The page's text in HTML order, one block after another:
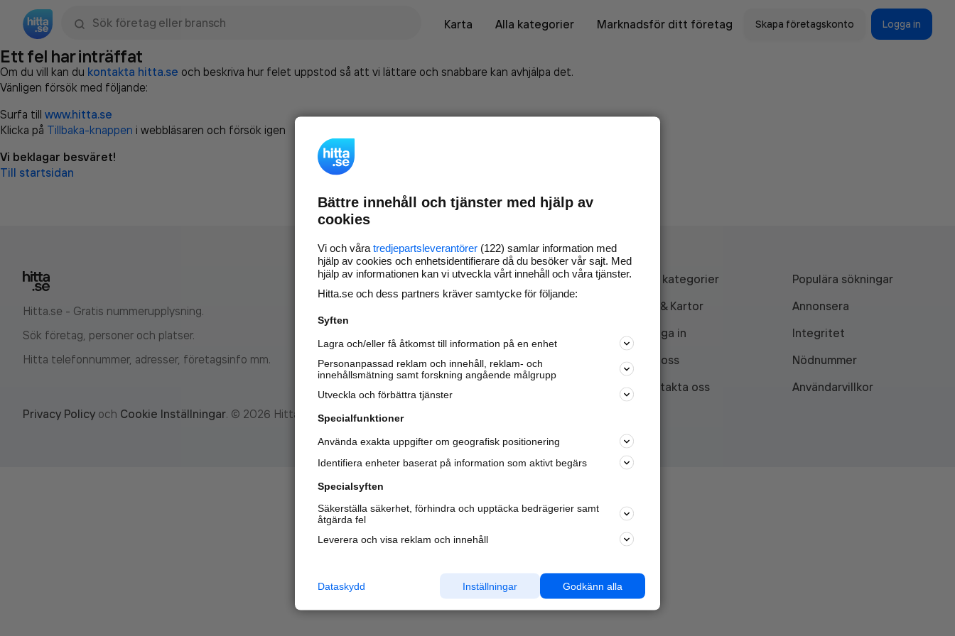
Karta
Alla kategorier Marknadsför ditt företag Skapa företagskonto Logga in
Ett fel har inträffat
Om du vill kan du kontakta hitta.se och beskriva hur felet uppstod så att vi lättare och snabbare kan avhjälpa det.
Vänligen försök med följande:
Surfa till www.hitta.se
Klicka på Tillbaka-knappen i webbläsaren och försök igen
Vi beklagar besväret!
Till startsidan
Hitta.se - Gratis nummerupplysning.
Sök företag, personer och platser.
Hitta telefonnummer, adresser, företagsinfo mm.
Marknadsför företaget på
nya kunder och
samarbetspartners nära dig.
Läs mer här
Alla kategorier
Populära sökningar
API & Kartor
Annonsera
Logga in
Integritet
Om oss
Nödnummer
Kontakta oss
Användarvillkor
Privacy Policy och Cookie Inställningar. © 2026 Hitta.se
Bättre innehåll och tjänster med hjälp av
cookies
Vi och våra tredjepartsleverantörer (122) samlar information med
hjälp av cookies och enhetsidentifierare då du besöker vår sajt. Med
hjälp av informationen kan vi utveckla vårt innehåll och våra tjänster.
Hitta.se och dess partners kräver samtycke för följande:
Syften
Lagra och/eller få åtkomst till information på en enhet
Personanpassad reklam och innehåll, reklam- och
innehållsmätning samt forskning angående målgrupp
Utveckla och förbättra tjänster
Specialfunktioner
Använda exakta uppgifter om geografisk positionering
Identifiera enheter baserat på information som aktivt begärs
Specialsyften
Säkerställa säkerhet, förhindra och upptäcka bedrägerier samt
åtgärda fel
Leverera och visa reklam och innehåll
Godkänn alla
Inställningar
Dataskydd